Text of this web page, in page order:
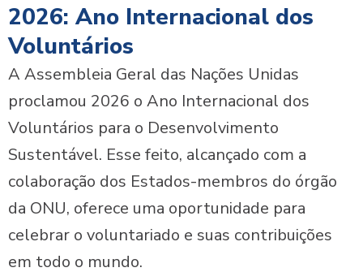
2026: Ano Internacional dos
Voluntários
A Assembleia Geral das Nações Unidas
proclamou 2026 o Ano Internacional dos
Voluntários para o Desenvolvimento
Sustentável. Esse feito, alcançado com a
colaboração dos Estados-membros do órgão
da ONU, oferece uma oportunidade para
celebrar o voluntariado e suas contribuições
em todo o mundo.